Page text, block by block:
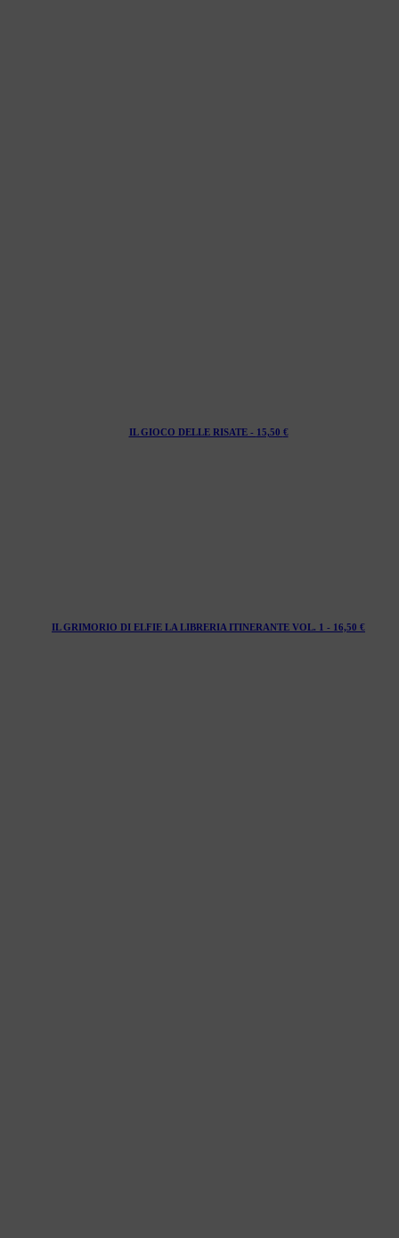
IL GIOCO DELLE RISATE - 15,50 €
IL GRIMORIO DI ELFIE LA LIBRERIA ITINERANTE VOL. 1 - 16,50 €